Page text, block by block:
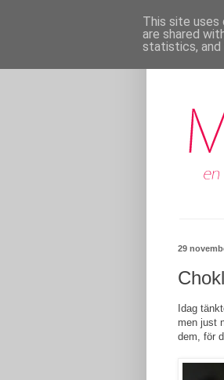
29
Idag
men just
dem, för
This site uses
are shared
statistics, and